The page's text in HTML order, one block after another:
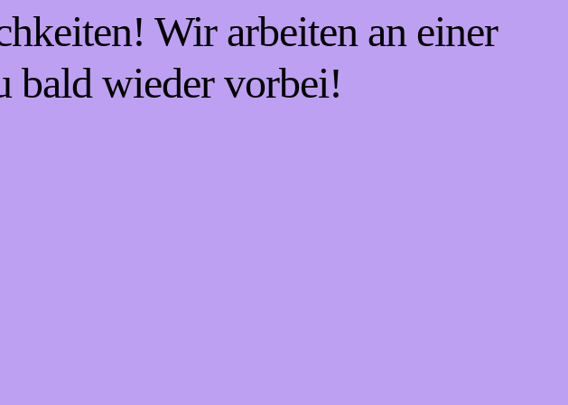
Wir arbeiten an einer
bald wieder vorbei!